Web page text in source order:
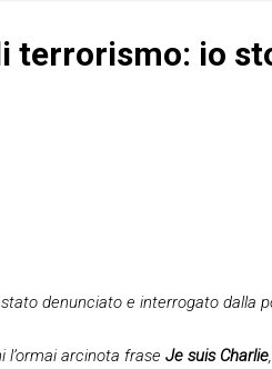
terrorismo: io
denunciato e interrogato dalla
arcinota frase Je suis Charlie